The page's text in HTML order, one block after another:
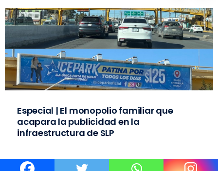
Especial | El monopolio familiar que
acapara la publicidad en la
infraestructura de SLP